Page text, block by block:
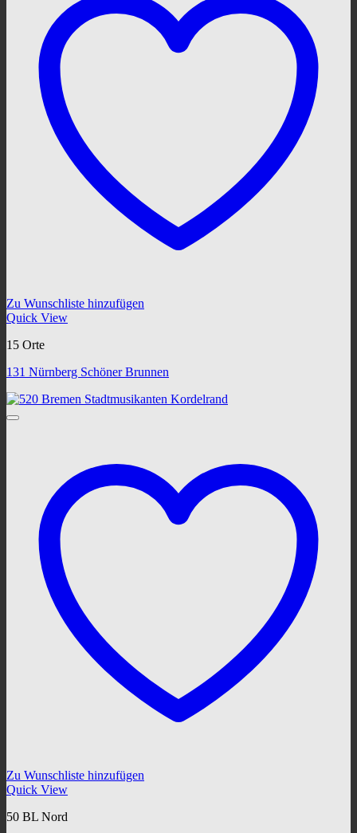
Zu Wunschliste hinzufügen
Quick View
15 Orte
131 Nürnberg Schöner Brunnen
Zu Wunschliste hinzufügen
Quick View
50 BL Nord